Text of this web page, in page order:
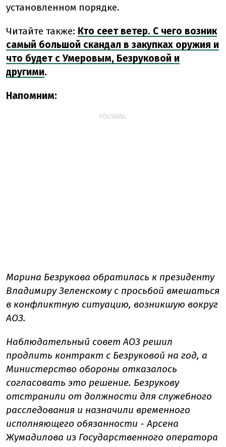
установленном порядке.
Читайте также: Кто сеет ветер. С чего возник
самый большой скандал в закупках оружия и
что будет с Умеровым, Безруковой и
другими.
Напомним:
РЕКЛАМА:
Марина Безрукова обратилась к президенту
Владимиру Зеленскому с просьбой вмешаться
в конфликтную ситуацию, возникшую вокруг
АОЗ.
Наблюдательный совет АОЗ решил
продлить контракт с Безруковой на год, а
Министерство обороны отказалось
согласовать это решение. Безрукову
отстранили от должности для служебного
расследования и назначили временного
исполняющего обязанности - Арсена
Жумадилова из Государственного оператора